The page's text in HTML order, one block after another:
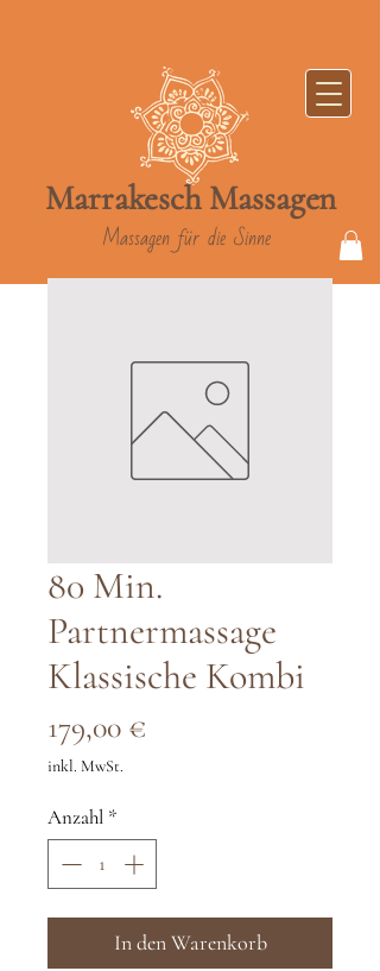
Marrakesch Massagen
Massagen für die Sinne
80 Min.
Partnermassage
Klassische Kombi
179,00 €
inkl. MwSt.
Anzahl *
In den Warenkorb